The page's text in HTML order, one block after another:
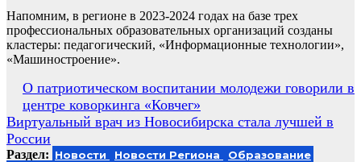
Напомним, в регионе в 2023-2024 годах на базе трех
профессиональных образовательных организаций созданы
кластеры: педагогический, «Информационные технологии»,
«Машиностроение».
Навигация
по
записям
О патриотическом воспитании молодежи говорили в
центре коворкинга «Ковчег»
Виртуальный врач из Новосибирска стала лучшей в
России
Раздел: Новости Новости Региона
Образование